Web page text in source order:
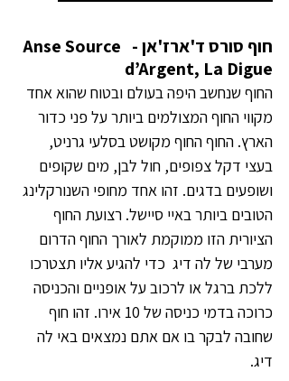
חוף סורס ד'ארז'אן -  Anse Source
d’Argent, La Digue
החוף שנחשב היפה בעולם ובטוח שהוא אחד
מקווי החוף המצולמים ביותר על פני כדור
הארץ. החוף החוף מקושט בסלעי גרניט,
בעצי דקל צפופים, חול לבן, מים שקופים
ושופעים בדגים. זהו אחד מחופי השנורקלינג
הטובים ביותר באיי סיישל. רצועת החוף
הציורית הזו ממוקמת לאורך החוף הדרום
מערבי של לה דיג  כדי להגיע אליו תצטרכו
ללכת ברגל או לרכוב על אופניים והכניסה
כרוכה בדמי כניסה של 10 אירו. זהו חוף
שחובה לבקר בו אם אתם נמצאים באי לה
דיג.